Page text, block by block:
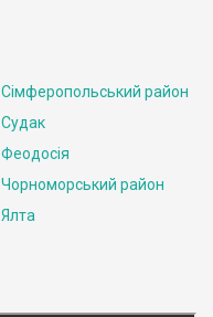
Сімферопольський район
Судак
Феодосія
Чорноморський район
Ялта